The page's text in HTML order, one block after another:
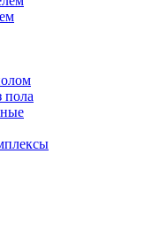
пола